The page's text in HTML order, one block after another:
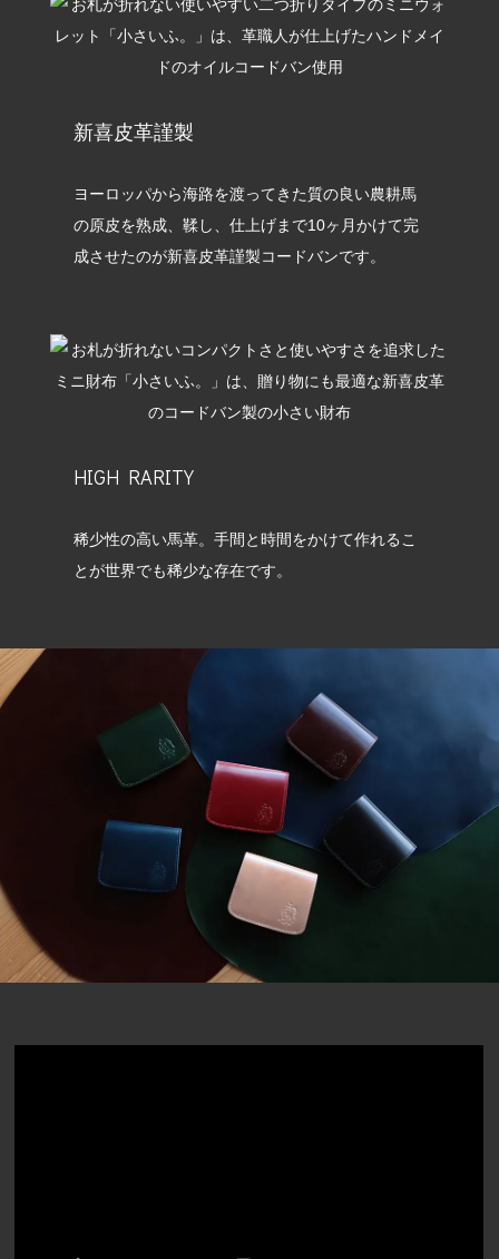
新喜皮革謹製
ヨーロッパから海路を渡ってきた質の良い農耕馬
の原皮を熟成、鞣し、仕上げまで10ヶ月かけて完
成させたのが新喜皮革謹製コードバンです。
HIGH RARITY
稀少性の高い馬革。手間と時間をかけて作れるこ
とが世界でも稀少な存在です。